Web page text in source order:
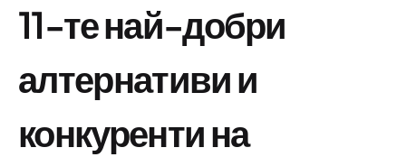
11-те най-добри
алтернативи и
конкуренти на